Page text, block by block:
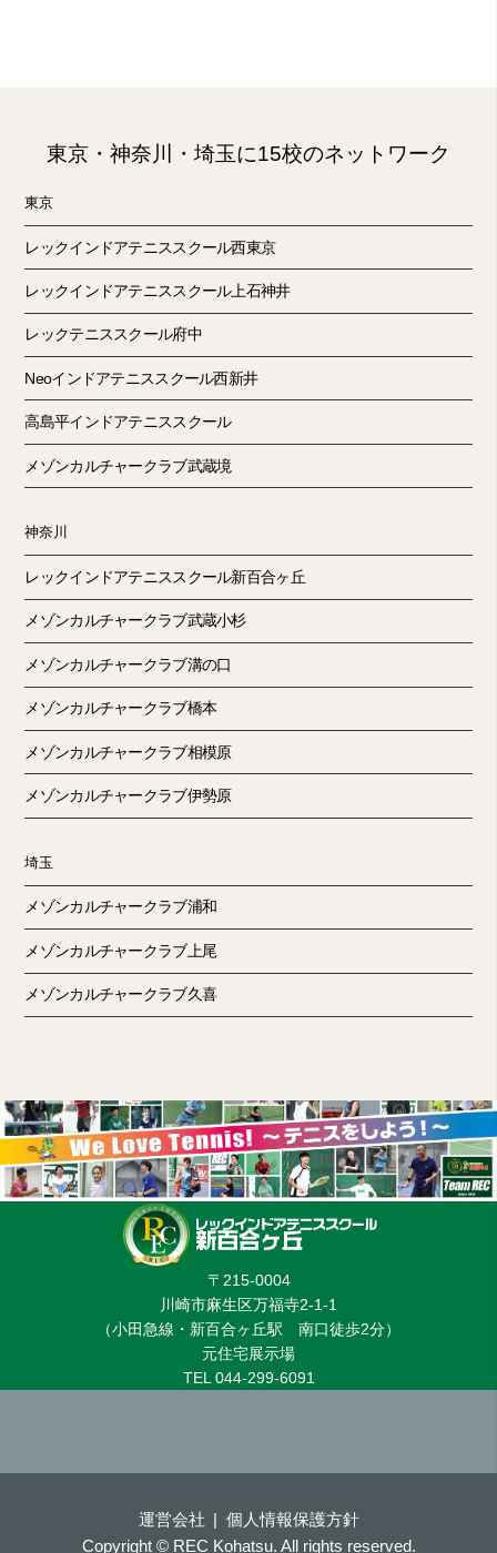
東京・神奈川・埼玉に15校のネットワーク
東京
レックインドアテニススクール西東京
レックインドアテニススクール上石神井
レックテニススクール府中
Neoインドアテニススクール西新井
高島平インドアテニススクール
メゾンカルチャークラブ武蔵境
神奈川
レックインドアテニススクール新百合ヶ丘
メゾンカルチャークラブ武蔵小杉
メゾンカルチャークラブ溝の口
メゾンカルチャークラブ橋本
メゾンカルチャークラブ相模原
メゾンカルチャークラブ伊勢原
埼玉
メゾンカルチャークラブ浦和
メゾンカルチャークラブ上尾
メゾンカルチャークラブ久喜
〒215-0004
川崎市麻生区万福寺2-1-1
（小田急線・新百合ヶ丘駅 南口徒歩2分）
元住宅展示場
TEL 044-299-6091
運営会社 個人情報保護方針